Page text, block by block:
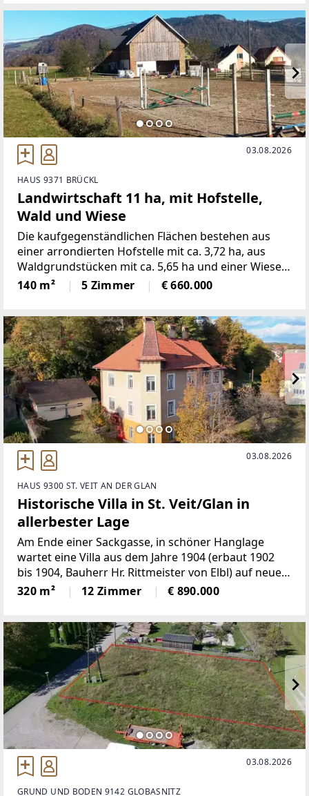
03.08.2026
HAUS 9371 BRÜCKL
Landwirtschaft 11 ha, mit Hofstelle,
Wald und Wiese
Die kaufgegenständlichen Flächen bestehen aus
einer arrondierten Hofstelle mit ca. 3,72 ha, aus
Waldgrundstücken mit ca. 5,65 ha und einer Wiese
mit ca. 1,88 ha. Wald und Wiese sind etwa 3,5 km
von der Hofstelle entfernt.Die Hofstelle ist noch bis
140 m² 5 Zimmer € 660.000
03.08.2026
HAUS 9300 ST. VEIT AN DER GLAN
Historische Villa in St. Veit/Glan in
allerbester Lage
Am Ende einer Sackgasse, in schöner Hanglage
wartet eine Villa aus dem Jahre 1904 (erbaut 1902
bis 1904, Bauherr Hr. Rittmeister von Elbl) auf neue
Bewohner. Das besondere Wohnjuwel stammt aus
einer längst vergangenen Epoche, ist mit zeitloser,
320 m² 12 Zimmer € 890.000
03.08.2026
GRUND UND BODEN 9142 GLOBASNITZ